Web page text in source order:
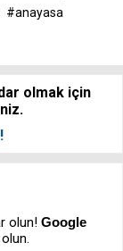
#anayasa
olmak için
olun! Google